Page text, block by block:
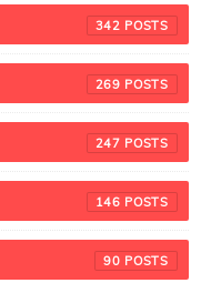
342
269
247
146
90